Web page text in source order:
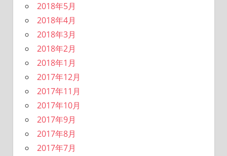
2018年5月
2018年4月
2018年3月
2018年2月
2018年1月
2017年12月
2017年11月
2017年10月
2017年9月
2017年8月
2017年7月